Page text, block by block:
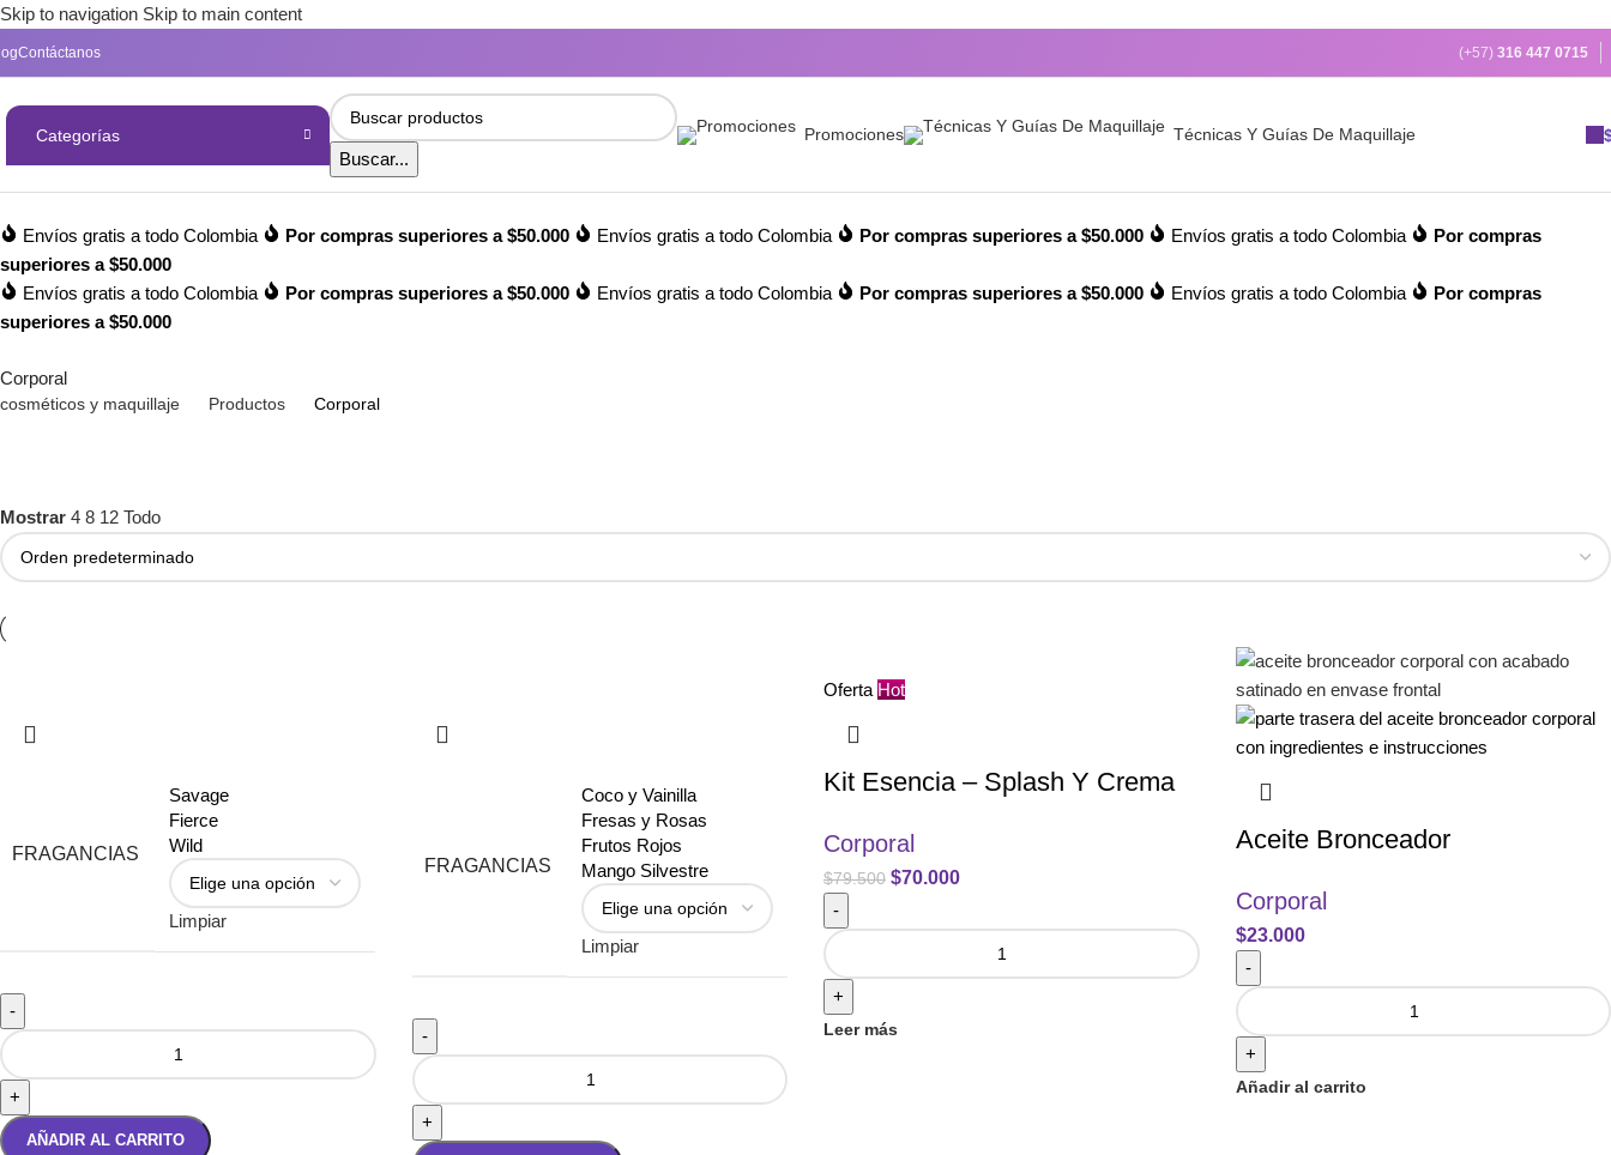
Skip to navigation Skip to main content
Contáctanos (+57) 316 447 0715
Categorías
Buscar...
Promociones Técnicas Y Guías De Maquillaje
Envíos gratis a todo Colombia Por compras superiores a $50.000 Envíos gratis a todo Colombia Por compras superiores a $50.000 Envíos gratis a todo Colombia
Por compras
superiores a $50.000
Envíos gratis a todo Colombia
Por compras superiores a $50.000 Envíos gratis a todo Colombia Por compras superiores a $50.000 Envíos gratis a todo Colombia
Por compras
superiores a $50.000
Corporal
cosméticos y maquillaje Productos Corporal
Mostrar 4 8 12 Todo
FRAGANCIAS
Savage
Fierce
Wild
Limpiar
-
+
AÑADIR AL CARRITO
FRAGANCIAS
Coco y Vainilla
Fresas y Rosas
Frutos Rojos
Mango Silvestre
Limpiar
-
+
Oferta Hot
Kit Esencia – Splash Y Crema
Corporal
$79.500 $70.000
-
+
Leer más
Aceite Bronceador
Corporal
$23.000
-
+
Añadir al carrito